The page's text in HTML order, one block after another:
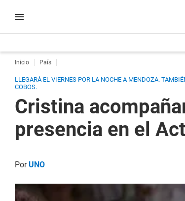
Inicio País
LLEGARÁ EL VIERNES POR LA NOCHE A MENDOZA.
COBOS.
Cristina
presencia en el
PorUNO